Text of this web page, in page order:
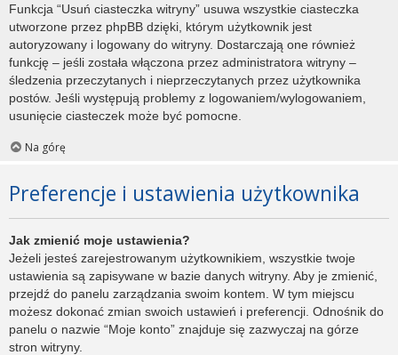
Funkcja “Usuń ciasteczka witryny” usuwa wszystkie ciasteczka
utworzone przez phpBB dzięki, którym użytkownik jest
autoryzowany i logowany do witryny. Dostarczają one również
funkcję – jeśli została włączona przez administratora witryny –
śledzenia przeczytanych i nieprzeczytanych przez użytkownika
postów. Jeśli występują problemy z logowaniem/wylogowaniem,
usunięcie ciasteczek może być pomocne.
Na górę
Preferencje i ustawienia użytkownika
Jak zmienić moje ustawienia?
Jeżeli jesteś zarejestrowanym użytkownikiem, wszystkie twoje
ustawienia są zapisywane w bazie danych witryny. Aby je zmienić,
przejdź do panelu zarządzania swoim kontem. W tym miejscu
możesz dokonać zmian swoich ustawień i preferencji. Odnośnik do
panelu o nazwie “Moje konto” znajduje się zazwyczaj na górze
stron witryny.